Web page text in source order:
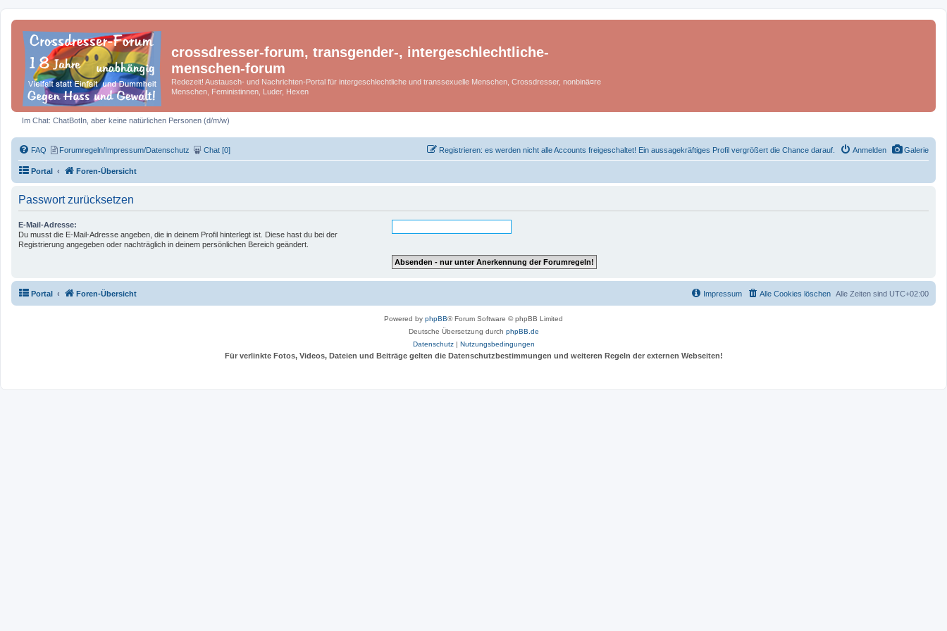
crossdresser-forum, transgender-, intergeschlechtliche-
menschen-forum
Redezeit! Austausch- und Nachrichten-Portal für intergeschlechtliche und transsexuelle Menschen, Crossdresser, nonbinä¤re
Menschen, Feministinnen, Luder, Hexen
Im Chat: ChatBotIn, aber keine natürlichen Personen (d/m/w)
Galerie
FAQ Forumregeln/Impressum/Datenschutz Chat [0] Anmelden
Registrieren: es werden nicht alle Accounts freigeschaltet! Ein aussagekräftiges Profil vergrößert die Chance darauf.
Portal Foren-Übersicht
Passwort zurücksetzen
E-Mail-Adresse:
Du musst die E-Mail-Adresse angeben, die in deinem Profil hinterlegt ist. Diese hast du bei der
Registrierung angegeben oder nachträglich in deinem persönlichen Bereich geändert.
Portal Foren-Übersicht Alle Zeiten sind UTC+02:00
Alle Cookies löschen
Impressum
Powered by phpBB® Forum Software © phpBB Limited
Deutsche Übersetzung durch phpBB.de
Datenschutz| Nutzungsbedingungen
Für verlinkte Fotos, Videos, Dateien und Beiträge gelten die Datenschutzbestimmungen und weiteren Regeln der externen Webseiten!